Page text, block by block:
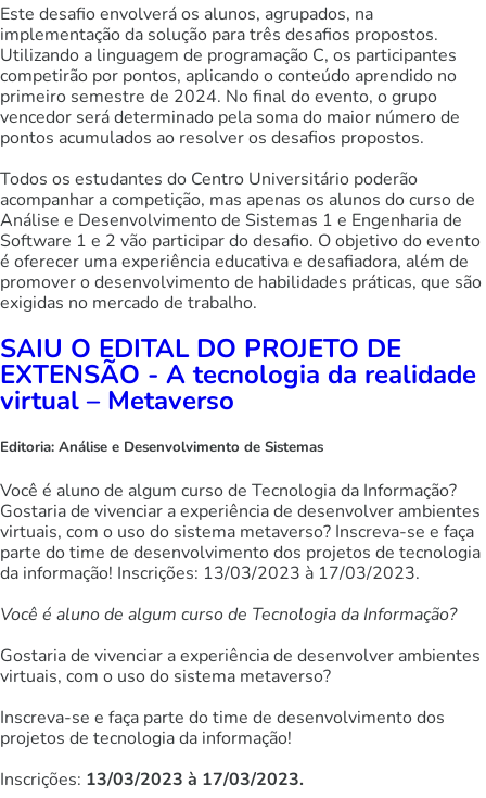
Este desafio envolverá os alunos, agrupados, na
implementação da solução para três desafios propostos.
Utilizando a linguagem de programação C, os participantes
competirão por pontos, aplicando o conteúdo aprendido no
primeiro semestre de 2024. No final do evento, o grupo
vencedor será determinado pela soma do maior número de
pontos acumulados ao resolver os desafios propostos.
Todos os estudantes do Centro Universitário poderão
acompanhar a competição, mas apenas os alunos do curso de
Análise e Desenvolvimento de Sistemas 1 e Engenharia de
Software 1 e 2 vão participar do desafio. O objetivo do evento
é oferecer uma experiência educativa e desafiadora, além de
promover o desenvolvimento de habilidades práticas, que são
exigidas no mercado de trabalho.
SAIU O EDITAL DO PROJETO DE
EXTENSÃO - A tecnologia da realidade
virtual – Metaverso
Editoria: Análise e Desenvolvimento de Sistemas
Você é aluno de algum curso de Tecnologia da Informação?
Gostaria de vivenciar a experiência de desenvolver ambientes
virtuais, com o uso do sistema metaverso? Inscreva-se e faça
parte do time de desenvolvimento dos projetos de tecnologia
da informação! Inscrições: 13/03/2023 à 17/03/2023.
Você é aluno de algum curso de Tecnologia da Informação?
Gostaria de vivenciar a experiência de desenvolver ambientes
virtuais, com o uso do sistema metaverso?
Inscreva-se e faça parte do time de desenvolvimento dos
projetos de tecnologia da informação!
Inscrições: 13/03/2023 à 17/03/2023.